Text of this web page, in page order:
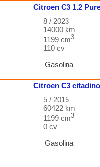
Citroen C3 1.2
8 / 2023
14000 km
1199 cm3
110 cv
Gasolina
Citroen C3 citadino
5 / 2015
60422 km
1199 cm3
0 cv
Gasolina